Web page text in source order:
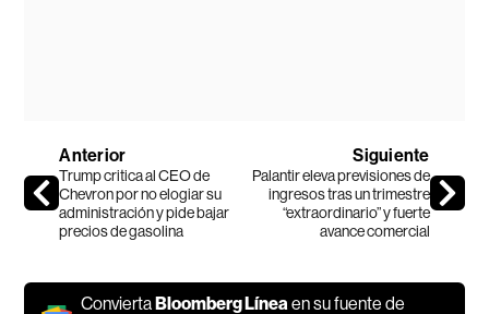
Anterior
Trump critica al CEO de
Chevron por no elogiar su
administración y pide bajar
precios de gasolina
Siguiente
Palantir eleva previsiones de
ingresos tras un trimestre
“extraordinario” y fuerte
avance comercial
ConviertaBloomberg Líneaen su fuente de